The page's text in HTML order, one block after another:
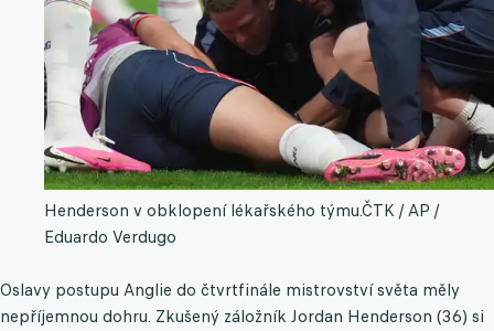
Henderson v obklopení lékařského týmu.ČTK / AP /
Eduardo Verdugo
Oslavy postupu Anglie do čtvrtfinále mistrovství světa měly
nepříjemnou dohru. Zkušený záložník Jordan Henderson (36) si